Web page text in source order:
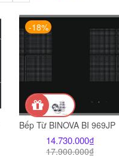
-18%
Bếp Từ BINOVA BI 969JP
17.900.000₫
14.730.000₫